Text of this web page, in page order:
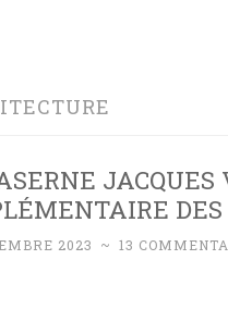
2023 ~ 13